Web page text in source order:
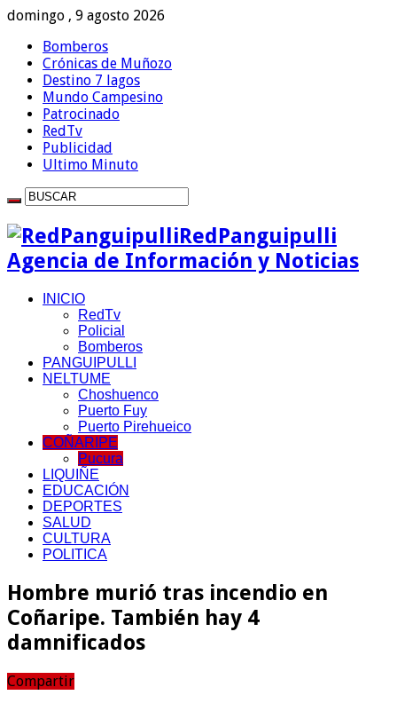
domingo , 9 agosto 2026
Bomberos
Crónicas de Muñozo
Destino 7 lagos
Mundo Campesino
Patrocinado
RedTv
Publicidad
Ultimo Minuto
RedPanguipulli
Agencia de Información y Noticias
INICIO
RedTv
Policial
Bomberos
PANGUIPULLI
NELTUME
Choshuenco
Puerto Fuy
Puerto Pirehueico
COÑARIPE
Pucura
LIQUIÑE
EDUCACIÓN
DEPORTES
SALUD
CULTURA
POLITICA
Hombre murió tras incendio en
Coñaripe. También hay 4
damnificados
Compartir